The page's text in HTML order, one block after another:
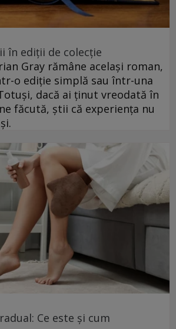
în ediții de colecție
Gray rămâne același roman,
o ediție simplă sau într-una
dacă ai ținut vreodată în
făcută, știi că experiența nu
Ce este și cum